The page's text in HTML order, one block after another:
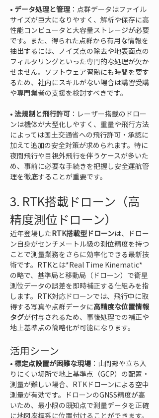
• データ処理と管理 ：点群データはファイル
サイズが巨大になりやすく、解析や保存に高
性能コンピュータと大容量ストレージが必要
です。また、得られた点群から有用な情報を
抽出するには、ノイズ点の除去や地表面点の
フィルタリングといった専門的な処理が欠か
せません。ソフトウェア習熟にも時間を要す
るため、社内にスキルがない場合は講習受講
• 法規制と飛行許可 ：レーザー搭載のドロー
ンは機体が大型化しやすく、重量や飛行方法
によっては国土交通省への飛行許可・承認に
加えて追加の安全対策が求められます。特に
夜間飛行や目視外飛行を伴うケースが多いた
め、事前に必要な手続きを把握し安全運航管
理を徹底することが重要です。
3. RTK搭載ドローン（高
精度測位ドローン）
近年登場したRTK搭載型ドローンは、ドロー
ン自身がセンチメートル級の測位精度を持つ
ことで測量業務をさらに効率化できる最新技
術です。RTKとは*Real Time Kinematic*
の略で、基準局と移動局（ドローン）で衛星
測位データの誤差を即時補正する仕組みを指
します。RTK対応ドローンでは、飛行中に取
得する写真や点群データに高精度な位置情報
タグが付与されるため、事後処理での補正や
地上基準点の簡略化が可能になります。
活用シーン
• 標定点設置が困難な現場 ：山間部や立ち入
りにくい場所で地上基準点（GCP）の配置・
測量が難しい場合、RTKドローンによる空中
測量が有効です。ドローンのGNSS精度が高
いため、最小限の既知点で測量データを正確